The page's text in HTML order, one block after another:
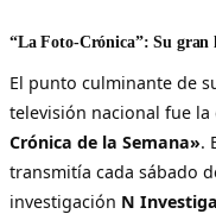
“La Foto-Crónica”: Su gran
El punto culminante de
televisión nacional fue
Crónica de la Semana».
transmitía cada sábado
investigación N Investiga